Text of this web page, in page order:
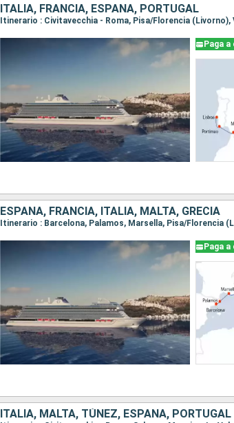
ITALIA, FRANCIA, ESPAÑA, PORTUGAL
Paga
ESPAÑA, FRANCIA, ITALIA, MALTA, GRECIA
Paga
ITALIA, MALTA, TÚNEZ, ESPAÑA, PORTUGAL